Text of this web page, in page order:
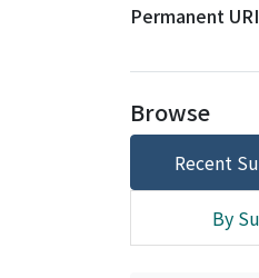
Permanent
Browse
Recent
By